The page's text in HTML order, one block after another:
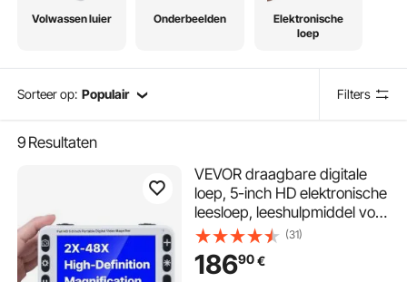
Volwassen luier Onderbeelden
Elektronische
loep
Sorteer op: Populair Filters
9 Resultaten
VEVOR draagbare digitale
loep, 5-inch HD elektronische
leesloep, leeshulpmiddel voor
slechtzienden, 2-48x zoom,
met 13 MP lens voor dichtbij
en veraf, 26 kleuren, AV- en
(31)
18690€